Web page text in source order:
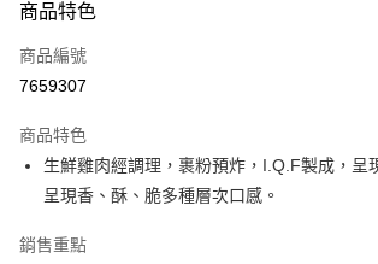
信用卡一次付款
LINE Pay
悠遊付
Google Pay
全盈+PAY
商品特色
商品編號
7659307
商品特色
生鮮雞肉經調理，裹粉預炸，I.Q.F製成，呈
呈現香、酥、脆多種層次口感。
銷售重點